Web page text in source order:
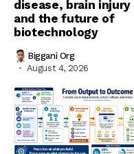
disease, brain injury
and the future of
biotechnology
Biggani Org
August 4, 2026